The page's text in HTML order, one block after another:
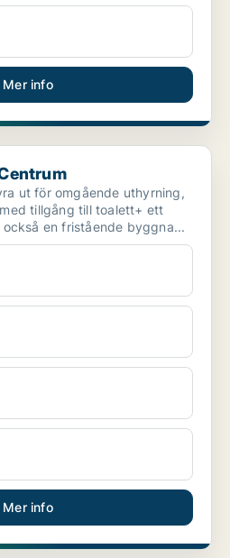
Mer info
ut för omgående uthyrning,
tillgång till toalett+ ett
en fristående byggna...
Mer info